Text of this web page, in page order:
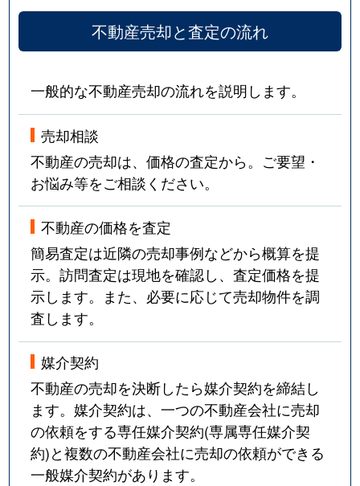
不動産売却と査定の流れ
一般的な不動産売却の流れを説明します。
売却相談
不動産の売却は、価格の査定から。ご要望・
お悩み等をご相談ください。
不動産の価格を査定
簡易査定は近隣の売却事例などから概算を提
示。訪問査定は現地を確認し、査定価格を提
示します。また、必要に応じて売却物件を調
査します。
媒介契約
不動産の売却を決断したら媒介契約を締結し
ます。媒介契約は、一つの不動産会社に売却
の依頼をする専任媒介契約(専属専任媒介契
約)と複数の不動産会社に売却の依頼ができる
一般媒介契約があります。